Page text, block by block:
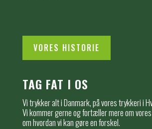
VORES HISTORIE
TAG FAT I OS
Vi trykker alt i Danmark, på vores trykkeri i
Vi kommer gerne og fortæller mere om
om hvordan vi kan gøre en forskel.